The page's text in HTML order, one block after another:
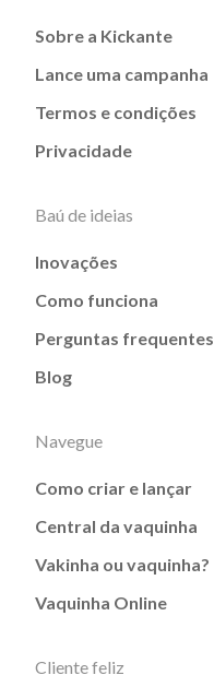
Sobre a Kickante
Lance uma campanha
Termos e condições
Privacidade
Baú de ideias
Inovações
Como funciona
Perguntas frequentes
Blog
Navegue
Como criar e lançar
Central da vaquinha
Vakinha ou vaquinha?
Vaquinha Online
Cliente feliz